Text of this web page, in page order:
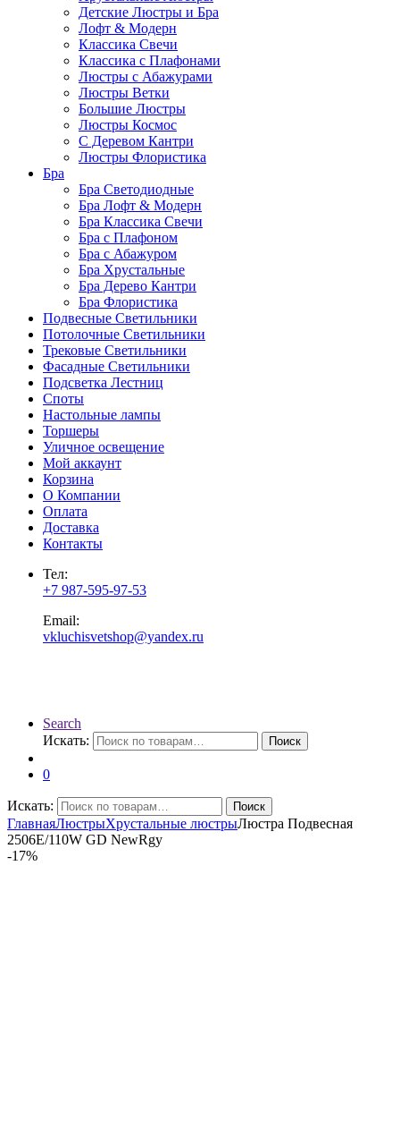
Детские Люстры и Бра
Лофт & Модерн
Классика Свечи
Классика с Плафонами
Люстры с Абажурами
Люстры Ветки
Большие Люстры
Люстры Космос
С Деревом Кантри
Люстры Флористика
Бра
Бра Светодиодные
Бра Лофт & Модерн
Бра Классика Свечи
Бра с Плафоном
Бра с Абажуром
Бра Хрустальные
Бра Дерево Кантри
Бра Флористика
Подвесные Светильники
Потолочные Светильники
Трековые Светильники
Фасадные Светильники
Подсветка Лестниц
Споты
Настольные лампы
Торшеры
Уличное освещение
Мой аккаунт
Корзина
О Компании
Оплата
Доставка
Контакты
Тел:
+7 987-595-97-53
Email:
vkluchisvetshop@yandex.ru
Search
Искать:
Поиск
0
Искать: Поиск
ГлавнаяЛюстрыХрустальные люстрыЛюстра Подвесная
2506E/110W GD NewRgy
-17%